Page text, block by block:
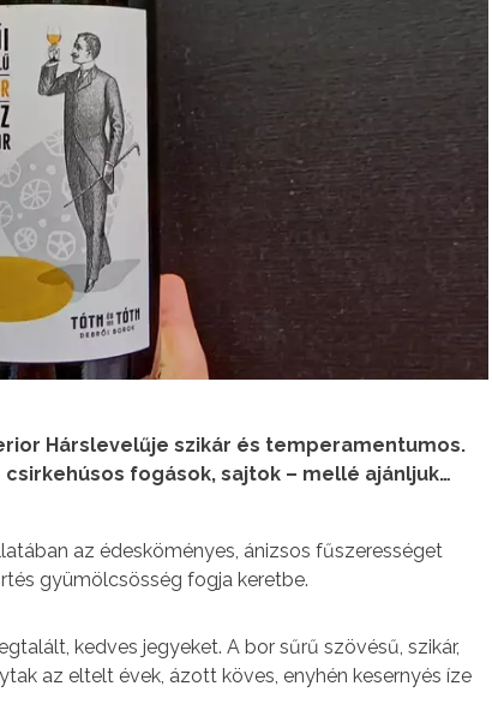
Hárslevelűje szikár és temperamentumos.
fogások, sajtok – mellé ajánljuk…
az édesköményes, ánizsos fűszerességet
gyümölcsösség fogja keretbe.
kedves jegyeket. A bor sűrű szövésű, szikár,
az eltelt évek, ázott köves, enyhén kesernyés íze